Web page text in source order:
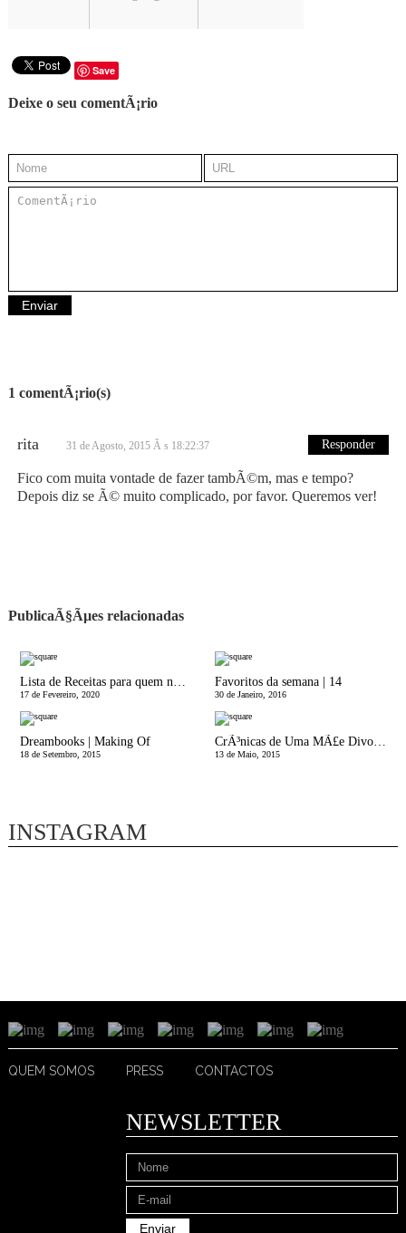
Save
Deixe o seu comentÃ¡rio
1 comentÃ¡rio(s)
rita 31 de Agosto, 2015 Ã s 18:22:37 Responder
Fico com muita vontade de fazer tambÃ©m, mas e tempo?
Depois diz se Ã© muito complicado, por favor. Queremos ver!
PublicaÃ§Ãµes relacionadas
17 de Fevereiro, 2020
Favoritos da semana | 14
30 de Janeiro, 2016
Dreambooks | Making Of
18 de Setembro, 2015
CrÃ³nicas de Uma MÃ£e Divorciada | Dad Bod, Uncle Bod, Stripper Bod, Nice Bod ou Pagode?
13 de Maio, 2015
INSTAGRAM
QUEM SOMOS PRESS CONTACTOS
NEWSLETTER